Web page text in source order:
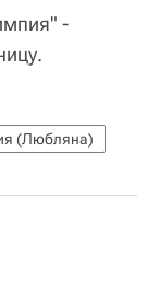
-
(Любляна)